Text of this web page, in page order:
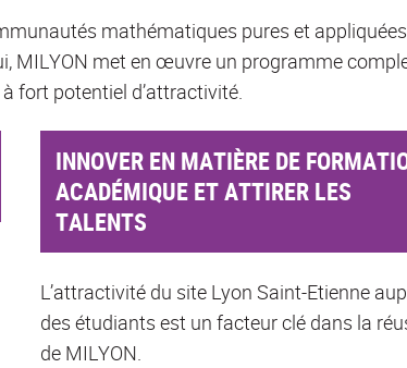
mathématiques pures et
MILYON met en œuvre un programme
fort potentiel d’attractivité.
INNOVER EN MATIÈRE DE
ACADÉMIQUE ET ATTIRER LES
TALENTS
L’attractivité du site Lyon Saint-Etienne
des étudiants est un facteur clé dans la
de MILYON.